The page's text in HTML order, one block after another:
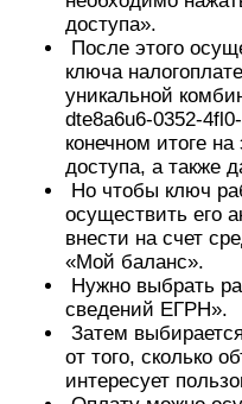
доступа».
После этого
ключа
уникальной
dte8a6u6-0352-
конечном итоге
доступа, а также
Но чтобы ключ
осуществить его
внести на счет
«Мой баланс».
Нужно выбрать
сведений ЕГРН».
Затем
от того, сколько
интересует